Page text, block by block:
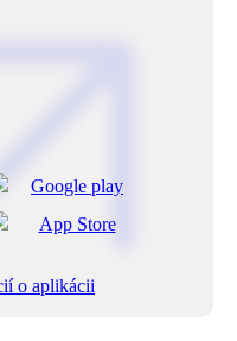
o aplikácii